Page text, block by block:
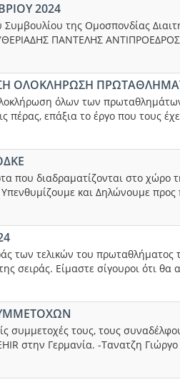
2024
της Ομοσπονδίας
ΠΑΝΤΕΛΗΣ
ΟΛΟΚΛΗΡΩΣΗ
όλων των
πέρας, επάξια το έργο που τους
που διαδραματίζονται στο
και Δηλώνουμε
των τελικών του πρωταθλήματος
σειράς. Είμαστε σίγουροι ότι
συμμετοχές τους, τους
στην Γερμανία. -Τανατζη